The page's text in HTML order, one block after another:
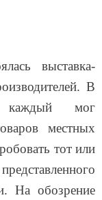
выставка-
В
каждый мог
местных
тот или
На обозрение